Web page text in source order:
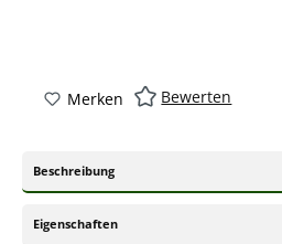
Merken Bewerten
Beschreibung
Eigenschaften